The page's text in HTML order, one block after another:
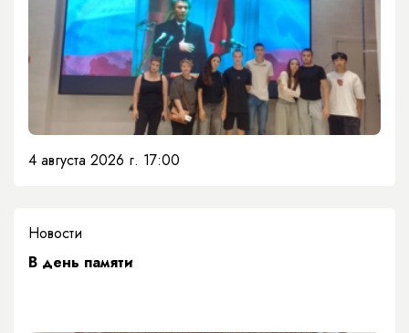
4 августа 2026 г. 17:00
Новости
​В день памяти